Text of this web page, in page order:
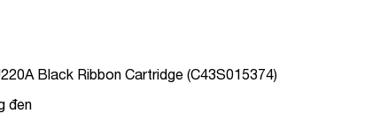
Black Ribbon Cartridge (C43S015374)
đen